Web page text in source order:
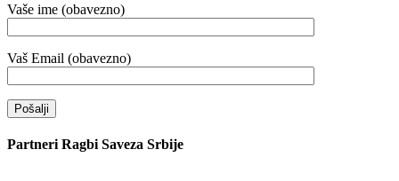
Vaše ime (obavezno)
Vaš Email (obavezno)
Partneri Ragbi Saveza Srbije